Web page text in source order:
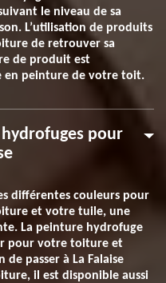
le niveau de sa
L’utilisation de produits
de retrouver sa
de produit est
en peinture de votre toit.
pour
différentes couleurs pour
et votre tuile, une
La peinture hydrofuge
pour votre toiture et
de passer à La Falaise
il est disponible aussi